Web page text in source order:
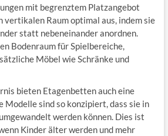
mit begrenztem Platzangebot
vertikalen Raum optimal aus, indem sie
statt nebeneinander anordnen.
Bodenraum für Spielbereiche,
Möbel wie Schränke und
bieten Etagenbetten auch eine
Modelle sind so konzipiert, dass sie in
werden können. Dies ist
Kinder älter werden und mehr